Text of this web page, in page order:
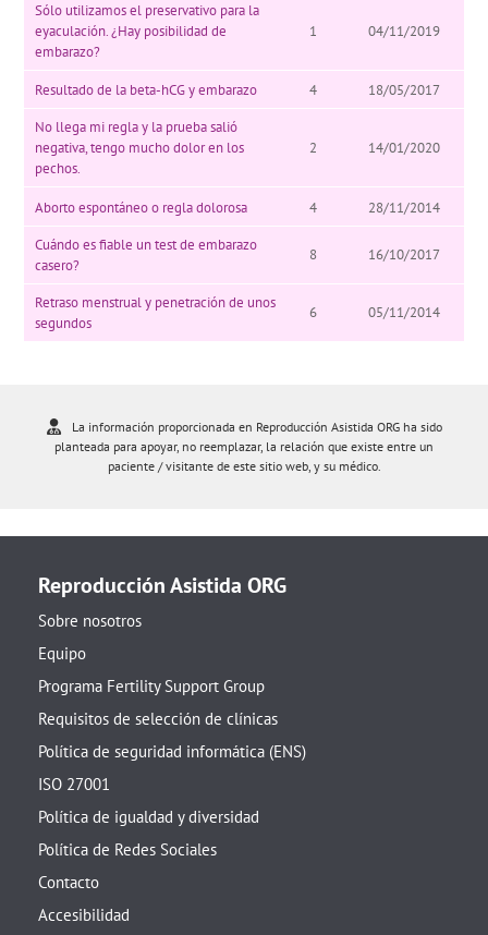
Sólo utilizamos el preservativo para la
eyaculación. ¿Hay posibilidad de
embarazo?
1 04/11/2019
Resultado de la beta-hCG y embarazo 4
18/05/2017
No llega mi regla y la prueba salió
negativa, tengo mucho dolor en los
pechos.
2 14/01/2020
Aborto espontáneo o regla dolorosa 4
28/11/2014
Cuándo es fiable un test de embarazo
casero?
8 16/10/2017
Retraso menstrual y penetración de unos
segundos
6 05/11/2014
La información proporcionada en Reproducción Asistida ORG ha sido
planteada para apoyar, no reemplazar, la relación que existe entre un
paciente / visitante de este sitio web, y su médico.
Reproducción Asistida ORG
Sobre nosotros
Equipo
Programa Fertility Support Group
Requisitos de selección de clínicas
Política de seguridad informática (ENS)
ISO 27001
Política de igualdad y diversidad
Política de Redes Sociales
Contacto
Accesibilidad